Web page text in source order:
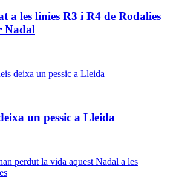
a les línies R3 i R4 de Rodalies
Nadal
un pessic a Lleida